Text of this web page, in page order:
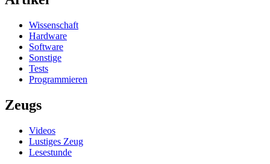
Wissenschaft
Hardware
Software
Sonstige
Tests
Programmieren
Zeugs
Videos
Lustiges Zeug
Lesestunde